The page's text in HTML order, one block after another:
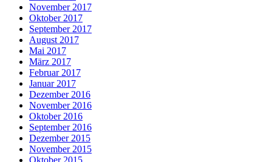
November 2017
Oktober 2017
September 2017
August 2017
Mai 2017
März 2017
Februar 2017
Januar 2017
Dezember 2016
November 2016
Oktober 2016
September 2016
Dezember 2015
November 2015
Oktober 2015